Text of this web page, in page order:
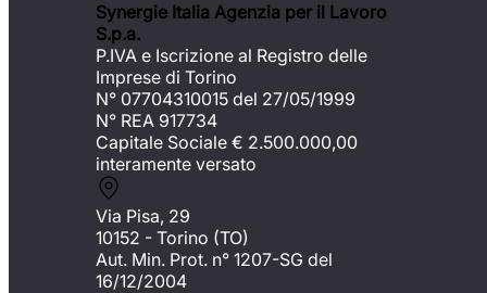
Synergie Italia Agenzia per il Lavoro
S.p.a.
P.IVA e Iscrizione al Registro delle
Imprese di Torino
N° 07704310015 del 27/05/1999
N° REA 917734
Capitale Sociale € 2.500.000,00
interamente versato
Via Pisa, 29
10152 - Torino (TO)
Aut. Min. Prot. n° 1207-SG del
16/12/2004